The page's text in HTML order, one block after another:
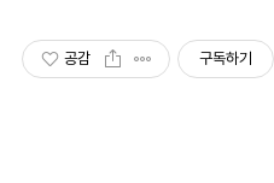
공감 구독하기